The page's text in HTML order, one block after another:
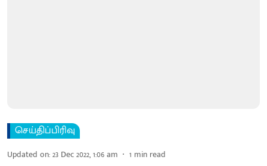
செய்திப்பிரிவு
Updated on:23 Dec 2022, 1:06 am 1 min read